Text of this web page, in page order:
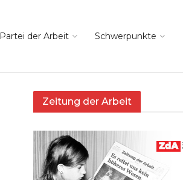
Partei der Arbeit Schwerpunkte
Zeitung der Arbeit